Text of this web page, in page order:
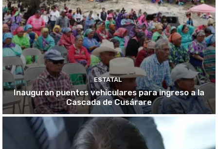
ESTATAL
Inauguran puentes vehiculares para ingreso a la
Cascada de Cusárare